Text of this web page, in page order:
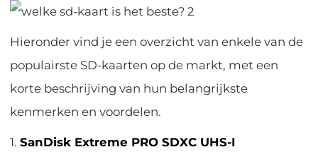
Hieronder vind je een overzicht van enkele van de
populairste SD-kaarten op de markt, met een
korte beschrijving van hun belangrijkste
kenmerken en voordelen.
1.SanDisk Extreme PRO SDXC UHS-I